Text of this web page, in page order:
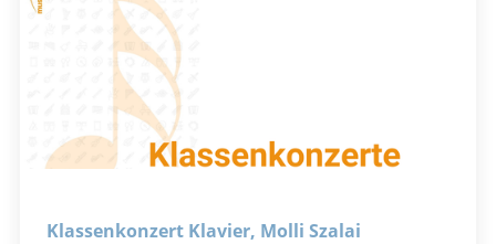
Klassenkonzert Klavier, Molli Szalai